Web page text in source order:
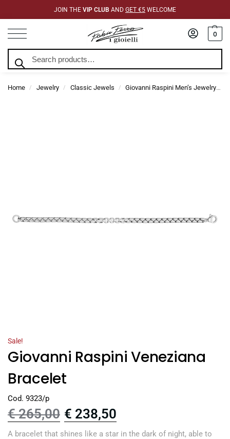
JOIN THE VIP CLUB AND GET €5 WELCOME
0
Home / Jewelry / Classic Jewels / Giovanni Raspini Men’s Jewelry
Sale!
Giovanni Raspini Veneziana
Bracelet
Cod. 9323/p
€265,00 € 238,50
A bracelet that shines like a star in the dark of night, able to